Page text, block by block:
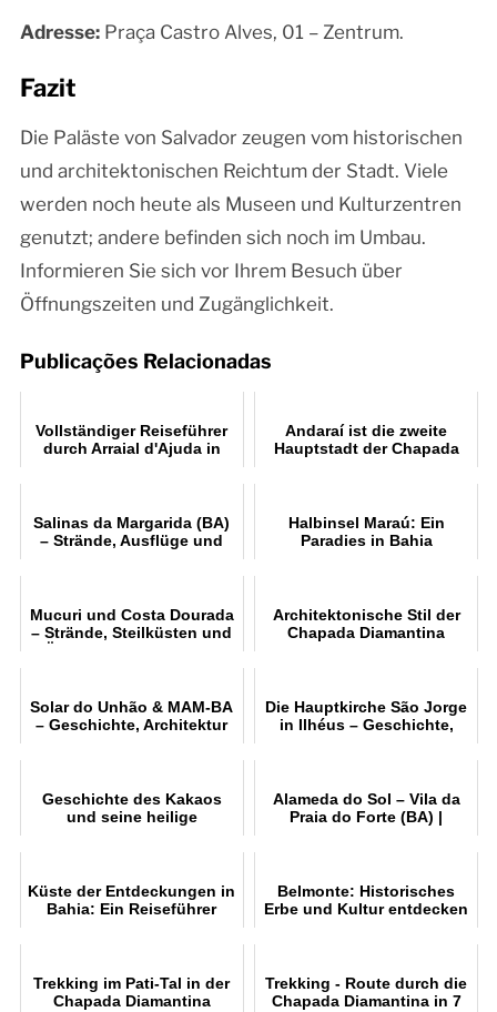
Adresse:Praça Castro Alves, 01 – Zentrum.
Fazit
Die Paläste von Salvador zeugen vom historischen
und architektonischen Reichtum der Stadt. Viele
werden noch heute als Museen und Kulturzentren
genutzt; andere befinden sich noch im Umbau.
Informieren Sie sich vor Ihrem Besuch über
Öffnungszeiten und Zugänglichkeit.
Publicações Relacionadas
Vollständiger Reiseführer
durch Arraial d'Ajuda in
Andaraí ist die zweite
Hauptstadt der Chapada
Salinas da Margarida (BA)
– Strände, Ausflüge und
Halbinsel Maraú: Ein
Paradies in Bahia
Mucuri und Costa Dourada
– Strände, Steilküsten und
Architektonische Stil der
Chapada Diamantina
Solar do Unhão & MAM-BA
– Geschichte, Architektur
Die Hauptkirche São Jorge
in Ilhéus – Geschichte,
Geschichte des Kakaos
und seine heilige
Alameda do Sol – Vila da
Praia do Forte (BA) |
Küste der Entdeckungen in
Bahia: Ein Reiseführer
Belmonte: Historisches
Erbe und Kultur entdecken
Trekking im Pati-Tal in der
Chapada Diamantina
Trekking - Route durch die
Chapada Diamantina in 7